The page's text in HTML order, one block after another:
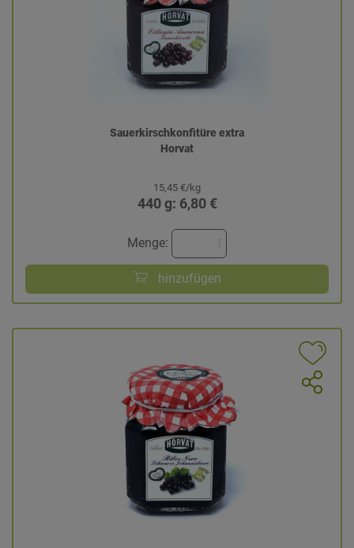
Sauerkirschkonfitüre extra
Horvat
15,45 €/kg
440 g: 6,80 €
Menge:
hinzufügen